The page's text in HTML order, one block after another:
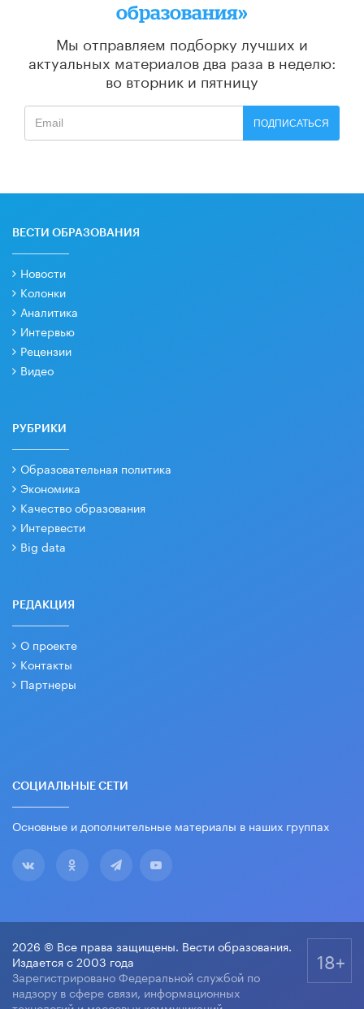
образования»
Мы отправляем подборку лучших и
актуальных материалов два раза в неделю:
во вторник и пятницу
ПОДПИСАТЬСЯ
ВЕСТИ ОБРАЗОВАНИЯ
Новости
Колонки
Аналитика
Интервью
Рецензии
Видео
РУБРИКИ
Образовательная политика
Экономика
Качество образования
Интервести
Big data
РЕДАКЦИЯ
О проекте
Контакты
Партнеры
СОЦИАЛЬНЫЕ СЕТИ
Основные и дополнительные материалы в наших группах
2026 © Все права защищены. Вести образования.
Издается с 2003 года
Зарегистрировано Федеральной службой по
надзору в сфере связи, информационных
18+